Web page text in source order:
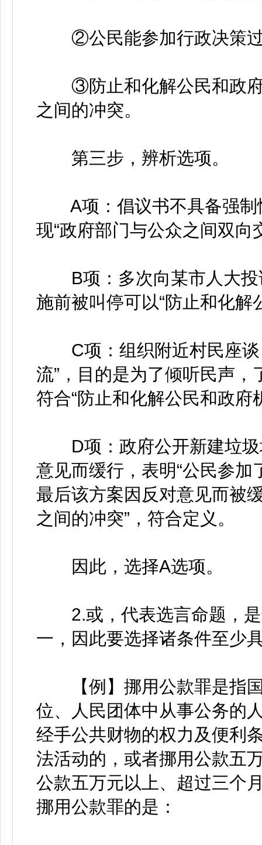
②公民能参加行政决策
③防止和化解公民和政府
之间的冲突。
第三步，辨析选项。
A项：倡议书不具备强制
现“政府部门与公众之间双向
B项：多次向某市人大投
施前被叫停可以“防止和化解
C项：组织附近村民座谈
流”，目的是为了倾听民声
符合“防止和化解公民和政府
D项：政府公开新建垃圾
意见而缓行，表明“公民参加
最后该方案因反对意见而被
之间的冲突”，符合定义。
因此，选择A选项。
2.或，代表选言命题，是
一，因此要选择诸条件至少
【例】挪用公款罪是指国
位、人民团体中从事公务的
经手公共财物的权力及便利
法活动的，或者挪用公款五
公款五万元以上、超过三个
挪用公款罪的是：